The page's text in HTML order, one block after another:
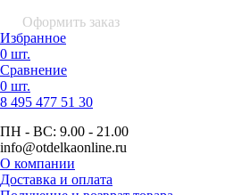
Оформить заказ
Избранное
0 шт.
Сравнение
0 шт.
8 495 477 51 30
ПН - ВС: 9.00 - 21.00
info@otdelkaonline.ru
О компании
Доставка и оплата